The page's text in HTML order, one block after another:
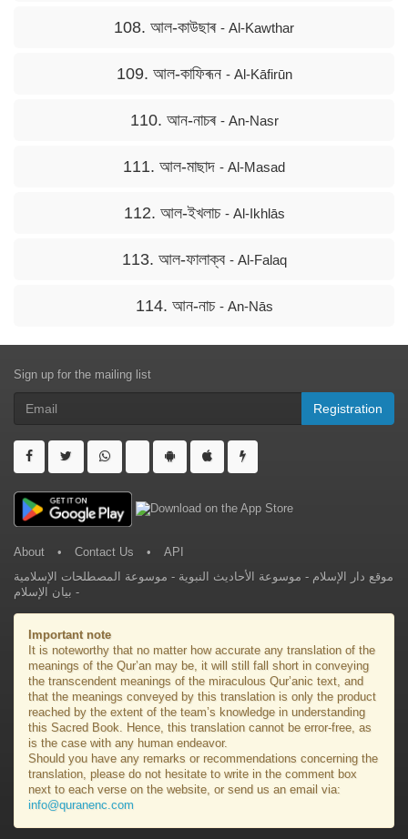
108. আল-কাউছাৰ - Al-Kawthar
109. আল-কাফিৰূন - Al-Kāfirūn
110. আন-নাচৰ - An-Nasr
111. আল-মাছাদ - Al-Masad
112. আল-ইখলাচ - Al-Ikhlās
113. আল-ফালাক্ব - Al-Falaq
114. আন-নাচ - An-Nās
Sign up for the mailing list
Registration
About • Contact Us •
API
موقع دار الإسلام - موسوعة الأحاديث النبوية - موسوعة المصطلحات الإسلامية
- بيان الإسلام
Important note
It is noteworthy that no matter how accurate any translation of the
meanings of the Qur’an may be, it will still fall short in conveying
the transcendent meanings of the miraculous Qur’anic text, and
that the meanings conveyed by this translation is only the product
reached by the extent of the team’s knowledge in understanding
this Sacred Book. Hence, this translation cannot be error-free, as
is the case with any human endeavor.
Should you have any remarks or recommendations concerning the
translation, please do not hesitate to write in the comment box
next to each verse on the website, or send us an email via:
info@quranenc.com